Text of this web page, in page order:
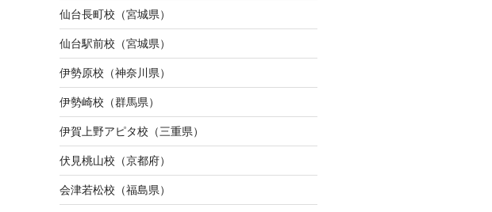
仙台長町校（宮城県）
仙台駅前校（宮城県）
伊勢原校（神奈川県）
伊勢崎校（群馬県）
伊賀上野アピタ校（三重県）
伏見桃山校（京都府）
会津若松校（福島県）